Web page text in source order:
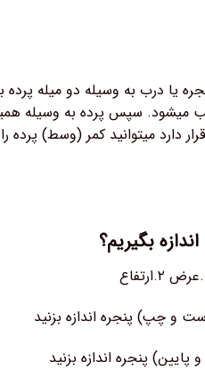
یا درب به وسیله دو میله
میشود. سپس پرده به وسیله
میتوانید کمر (وسط) پرده
بگیریم؟
و چپ) پنجره اندازه بزنید
پنجره اندازه بزنید